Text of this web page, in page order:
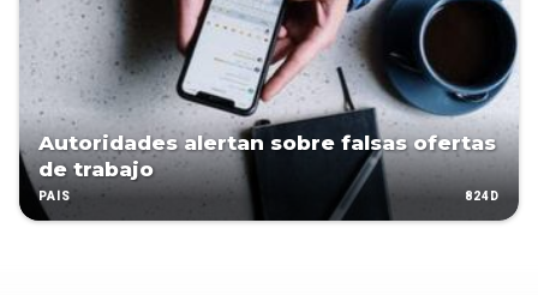
Autoridades alertan sobre falsas ofertas
de trabajo
PAÍS 824D